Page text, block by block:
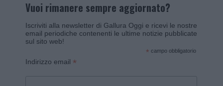
Vuoi rimanere sempre aggiornato?
Iscriviti alla newsletter di Gallura Oggi e ricevi le nostre
email periodiche contenenti le ultime notizie pubblicate
sul sito web!
* campo obbligatorio
Indirizzo email *